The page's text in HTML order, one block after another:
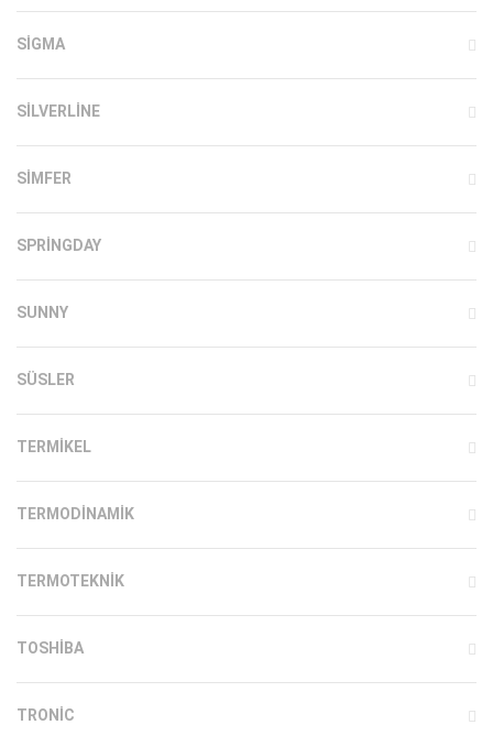
SIGMA
SILVERLINE
SIMFER
SPRINGDAY
SUNNY
SÜSLER
TERMIKEL
TERMODINAMIK
TERMOTEKNIK
TOSHIBA
TRONIC